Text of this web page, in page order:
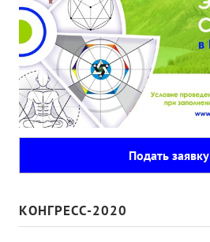
Подать заявку
КОНГРЕСС-2020